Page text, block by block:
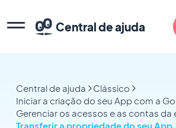
Central de ajuda
Central de ajuda
Clássico
Iniciar a criação do seu App com a
Gerenciar os acessos e as contas da
Transferir a propriedade do seu App